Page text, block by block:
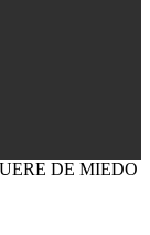
DE MIEDO